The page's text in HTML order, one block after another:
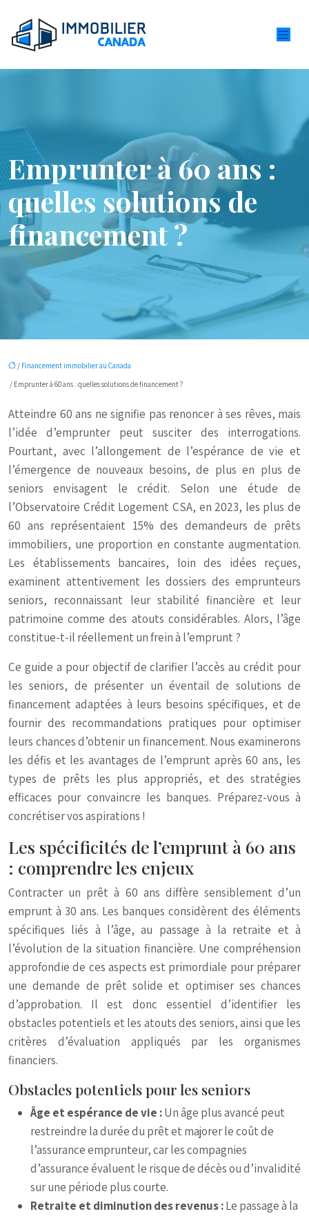
Emprunter à 60 ans :
quelles solutions de
financement ?
/ Financement immobilier au Canada
/ Emprunter à 60 ans : quelles solutions de financement ?
Atteindre 60 ans ne signifie pas renoncer à ses rêves, mais
l’idée d’emprunter peut susciter des interrogations.
Pourtant, avec l’allongement de l’espérance de vie et
l’émergence de nouveaux besoins, de plus en plus de
seniors envisagent le crédit. Selon une étude de
l’Observatoire Crédit Logement CSA, en 2023, les plus de
60 ans représentaient 15% des demandeurs de prêts
immobiliers, une proportion en constante augmentation.
Les établissements bancaires, loin des idées reçues,
examinent attentivement les dossiers des emprunteurs
seniors, reconnaissant leur stabilité financière et leur
patrimoine comme des atouts considérables. Alors, l’âge
constitue-t-il réellement un frein à l’emprunt ?
Ce guide a pour objectif de clarifier l’accès au crédit pour
les seniors, de présenter un éventail de solutions de
financement adaptées à leurs besoins spécifiques, et de
fournir des recommandations pratiques pour optimiser
leurs chances d’obtenir un financement. Nous examinerons
les défis et les avantages de l’emprunt après 60 ans, les
types de prêts les plus appropriés, et des stratégies
efficaces pour convaincre les banques. Préparez-vous à
concrétiser vos aspirations !
Les spécificités de l’emprunt à 60 ans
: comprendre les enjeux
Contracter un prêt à 60 ans diffère sensiblement d’un
emprunt à 30 ans. Les banques considèrent des éléments
spécifiques liés à l’âge, au passage à la retraite et à
l’évolution de la situation financière. Une compréhension
approfondie de ces aspects est primordiale pour préparer
une demande de prêt solide et optimiser ses chances
d’approbation. Il est donc essentiel d’identifier les
obstacles potentiels et les atouts des seniors, ainsi que les
critères d’évaluation appliqués par les organismes
financiers.
Obstacles potentiels pour les seniors
Âge et espérance de vie :Un âge plus avancé peut
restreindre la durée du prêt et majorer le coût de
l’assurance emprunteur, car les compagnies
d’assurance évaluent le risque de décès ou d’invalidité
sur une période plus courte.
Retraite et diminution des revenus :Le passage à la